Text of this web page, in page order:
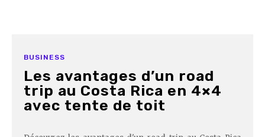
BUSINESS
Les avantages d’un road
trip au Costa Rica en 4×4
avec tente de toit